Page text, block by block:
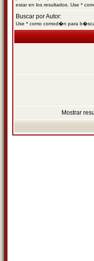
estar en los resultados. Use *
Buscar por Autor:
Use * como comod�n para
Mostrar